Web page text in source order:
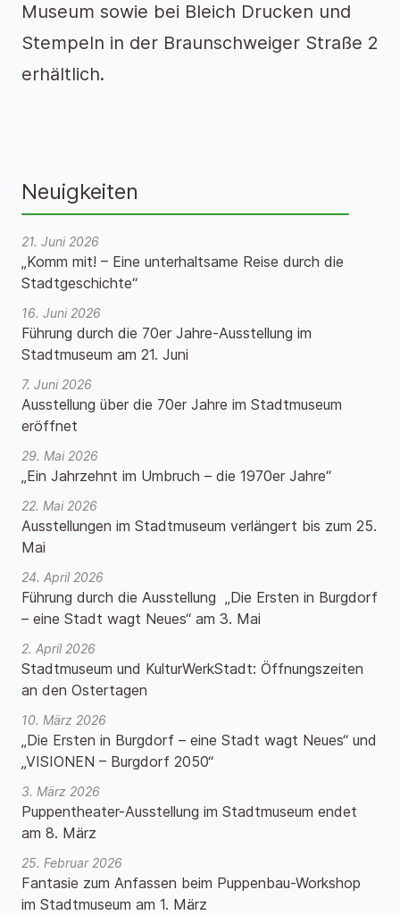
Museum sowie bei Bleich Drucken und
Stempeln in der Braunschweiger Straße 2
erhältlich.
Neuigkeiten
21. Juni 2026
„Komm mit! – Eine unterhaltsame Reise durch die
Stadtgeschichte“
16. Juni 2026
Führung durch die 70er Jahre-Ausstellung im
Stadtmuseum am 21. Juni
7. Juni 2026
Ausstellung über die 70er Jahre im Stadtmuseum
eröffnet
29. Mai 2026
„Ein Jahrzehnt im Umbruch – die 1970er Jahre“
22. Mai 2026
Ausstellungen im Stadtmuseum verlängert bis zum 25.
Mai
24. April 2026
Führung durch die Ausstellung „Die Ersten in Burgdorf
– eine Stadt wagt Neues“ am 3. Mai
2. April 2026
Stadtmuseum und KulturWerkStadt: Öffnungszeiten
an den Ostertagen
10. März 2026
„Die Ersten in Burgdorf – eine Stadt wagt Neues“ und
„VISIONEN – Burgdorf 2050“
3. März 2026
Puppentheater-Ausstellung im Stadtmuseum endet
am 8. März
25. Februar 2026
Fantasie zum Anfassen beim Puppenbau-Workshop
im Stadtmuseum am 1. März